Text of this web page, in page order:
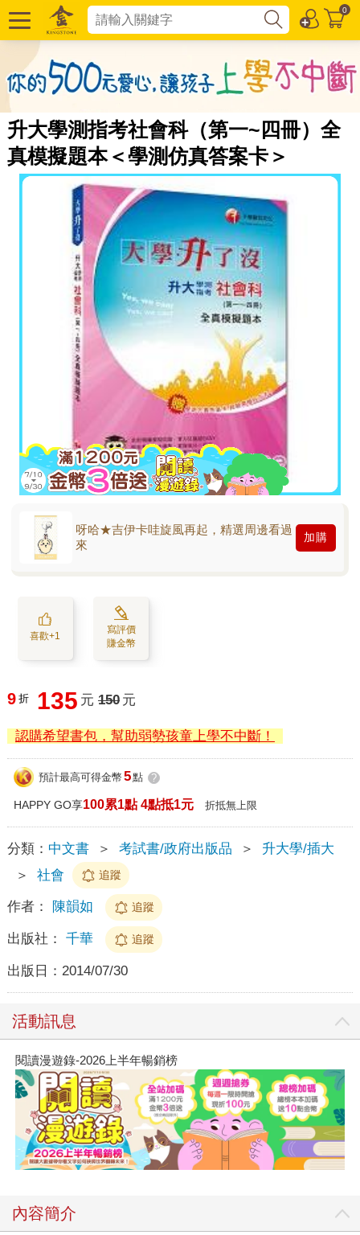
0
升大學測指考社會科（第一~四冊）全
真模擬題本＜學測仿真答案卡＞
呀哈★吉伊卡哇旋風再起，精選周邊看過
來
加購
喜歡+1
寫評價
賺金幣
9 折 135 元 150 元
認購希望書包，幫助弱勢孩童上學不中斷！
預計最高可得金幣 5點 ?
HAPPY GO享100累1點 4點抵1元 折抵無上限
分類： 中文書 ＞ 考試書/政府出版品 ＞
升大學/插大
＞
社會 追蹤
作者： 陳韻如 追蹤
出版社： 千華 追蹤
出版日： 2014/07/30
活動訊息
閱讀漫遊錄-2026上半年暢銷榜
內容簡介